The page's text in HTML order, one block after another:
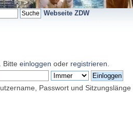
Webseite ZDW
. Bitte einloggen oder registrieren
Passwort und Sitzungslänge